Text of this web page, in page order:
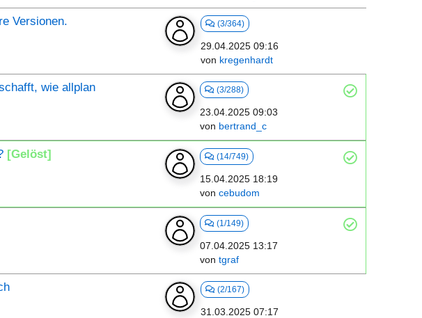
Versionen. (3/364)
29.04.2025 09:16
von kregenhardt
wie allplan
(3/288)
23.04.2025 09:03
von bertrand_c
[Gelöst] (14/749)
15.04.2025 18:19
von cebudom
(1/149)
07.04.2025 13:17
von tgraf
(2/167)
31.03.2025 07:17